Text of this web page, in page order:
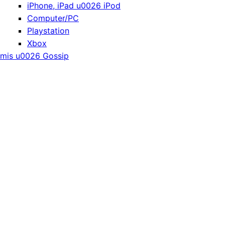
iPhone, iPad u0026 iPod
Computer/PC
Playstation
Xbox
u0026 Gossip